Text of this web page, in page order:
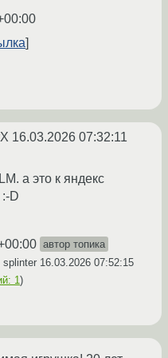
16.03.2026 07:32:11
а это к яндекс
D
автор топика
splinter 16.03.2026 07:52:15
1)